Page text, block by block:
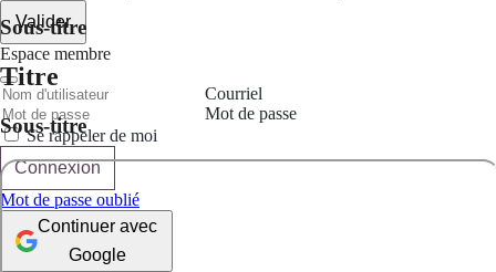
Sous-titre
Titre
Sous-titre
Valider
Espace membre
Courriel
Mot de passe
Se rappeler de moi
Connexion
Mot de passe oublié
Continuer avec
Google